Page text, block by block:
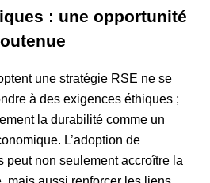
: une opportunité
une stratégie RSE ne se
à des exigences éthiques ;
la durabilité comme un
L’adoption de
peut non seulement accroître la